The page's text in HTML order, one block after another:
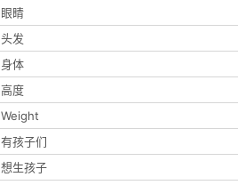
眼睛
头发
身体
高度
Weight
有孩子们
想生孩子